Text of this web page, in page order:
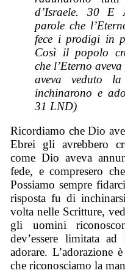
d’Israele. 30 E
parole che
fece i prodigi in
Così il popolo
che l’Eterno
aveva veduto
inchinarono e
31 LND)
Ricordiamo che Dio
Ebrei gli avrebbero
come Dio aveva
fede, e compresero
Possiamo sempre
risposta fu di
volta nelle Scritture,
gli uomini
dev’essere limitata
adorare. L’adorazione
che riconosciamo la